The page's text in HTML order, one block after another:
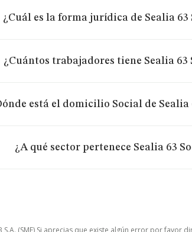
¿Cuál es la forma jurídica de Sealia
¿Cuántos trabajadores tiene Sealia
está el domicilio Social de
¿A qué sector pertenece Sealia 63
(SME) Si aprecias que existe algún error por